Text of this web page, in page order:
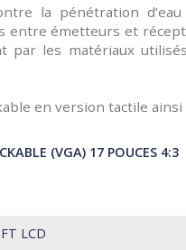
la pénétration
entre émetteurs et
par les matériaux
en version tactile ainsi
(VGA) 17 POUCES 4:3
LCD